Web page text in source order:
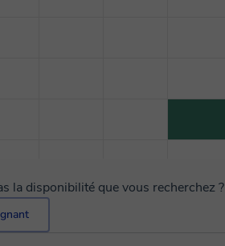
la disponibilité que vous recherchez ?